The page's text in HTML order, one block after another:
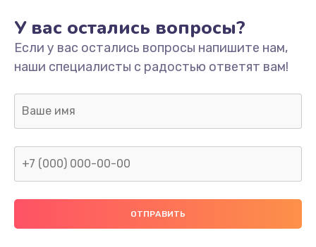
У вас остались вопросы?
Если у вас остались вопросы напишите нам,
наши специалисты с радостью ответят вам!